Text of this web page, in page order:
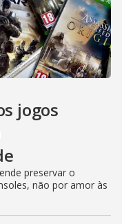
jogos
preservar o
não por amor às